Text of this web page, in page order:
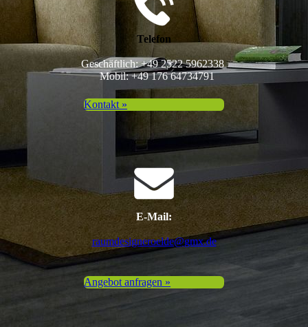
Telefon
Geschäftlich: +49 2522 5962338
Mobil: +49 176 64734791
Kontakt »
E-Mail:
raumdesigneroelde@gmx.de
Angebot anfragen »